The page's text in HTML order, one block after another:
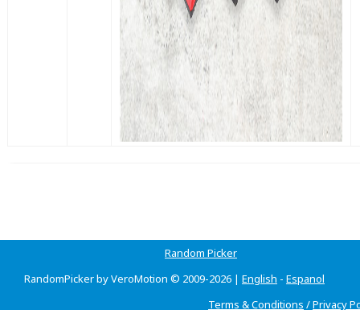
Random Picker
RandomPicker by VeroMotion © 2009-2026 | English - Espanol
Terms & Conditions /Privacy